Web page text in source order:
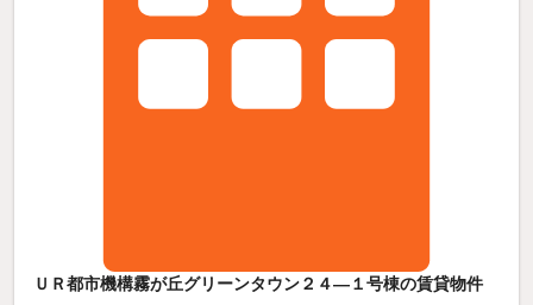
ＵＲ都市機構霧が丘グリーンタウン２４—１号棟の賃貸物件